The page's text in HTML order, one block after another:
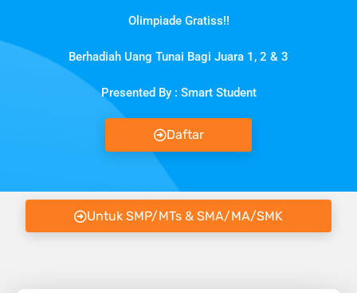
Olimpiade Gratiss!!
Berhadiah Uang Tunai Bagi Juara 1, 2 & 3
Presented By : Smart Student
Daftar
Untuk SMP/MTs & SMA/MA/SMK